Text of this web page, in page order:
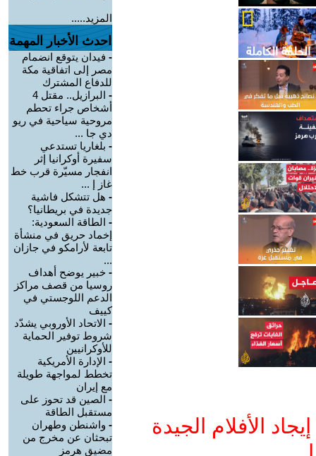
الأفلام الجيدة
المزيد.....
احدث الأخبار المهمة
- فيدان يتوقع انضمام
مصر إلى اتفاقية مكة
للدفاع المشترك
-
البرازيل.. مقتل 4
أشخاص جراء تحطم
مروحية سياحية في ريو
دي جا ...
- بلغاريا تستدعي
سفيرة أوكرانيا إثر
انفجار مسيّرة قرب خط
غاز إ ...
- هل تتشكل فاشية
جديدة في بريطانيا؟
- الطاقة السعودية:
إخماد حريق في منشأة
تابعة لأرامكو في جازان
...
- خبير يوضح أهداف
روسيا من قصف مراكز
الدعم اللوجستي في
كييف
- الاتحاد الأوروبي يشدّد
شروط توفير الحماية
للأوكرانيين
- الإدارة الأمريكية
تخطط لمواجهة طويلة
مع إيران
- الصين قد تحوز على
مستقبل الطاقة
- واشنطن وطهران
تبحثان عن مخرج من
مضيق هرمز